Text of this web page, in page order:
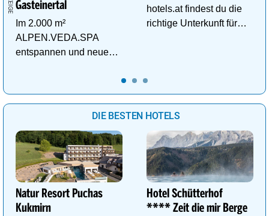
Gasteinertal
Im 2.000 m²
ALPEN.VEDA.SPA
entspannen und neue
hotels.at findest du die
richtige Unterkunft für
DIE BESTEN HOTELS
Natur Resort Puchas
Kukmirn
Hotel Schütterhof
**** Zeit die mir Berge